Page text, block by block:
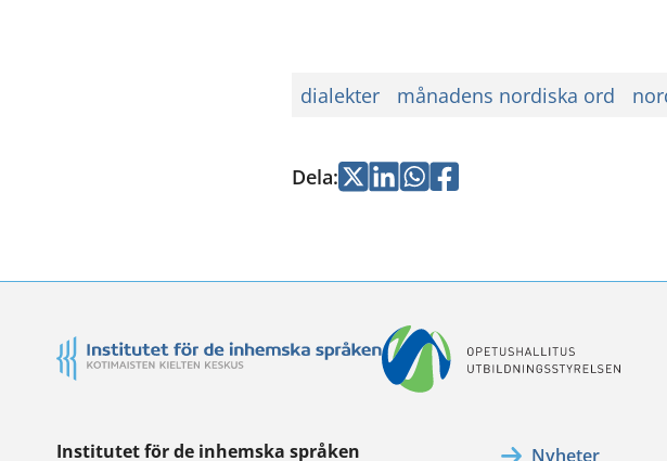
dialekter månadens nordiska ord
Dela:Jaa Jaa Jaa Jaa
Institutet för de inhemska språken Nyheter